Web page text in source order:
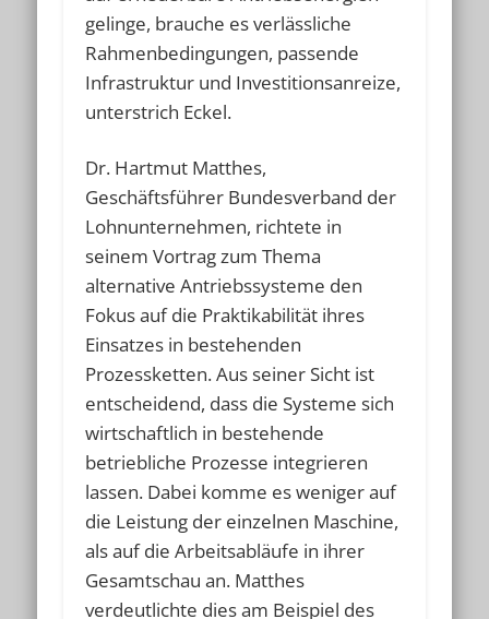
gelinge, brauche es verlässliche
Rahmenbedingungen, passende
Infrastruktur und Investitionsanreize,
unterstrich Eckel.
Dr. Hartmut Matthes,
Geschäftsführer Bundesverband der
Lohnunternehmen, richtete in
seinem Vortrag zum Thema
alternative Antriebssysteme den
Fokus auf die Praktikabilität ihres
Einsatzes in bestehenden
Prozessketten. Aus seiner Sicht ist
entscheidend, dass die Systeme sich
wirtschaftlich in bestehende
betriebliche Prozesse integrieren
lassen. Dabei komme es weniger auf
die Leistung der einzelnen Maschine,
als auf die Arbeitsabläufe in ihrer
Gesamtschau an. Matthes
verdeutlichte dies am Beispiel des